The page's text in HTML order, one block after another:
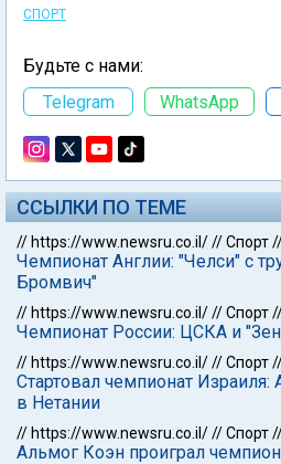
СПОРТ
Будьте с нами:
Telegram
WhatsApp
ССЫЛКИ ПО ТЕМЕ
// https://www.newsru.co.il///Спорт
Чемпионат Англии: "Челси" с
Бромвич"
// https://www.newsru.co.il///Спорт
Чемпионат России: ЦСКА и
// https://www.newsru.co.il///Спорт
Стартовал чемпионат
в Нетании
// https://www.newsru.co.il///Спорт
Альмог Коэн проиграл